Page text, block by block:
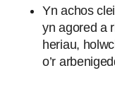
Yn achos
yn agored a
heriau,
o’r